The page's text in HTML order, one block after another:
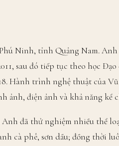
Ninh, tỉnh Quảng Nam.
sau đó tiếp tục theo học
Hành trình nghệ thuật của
ảnh, điện ảnh và khả năng kể
đã thử nghiệm nhiều thể
cà phê, sơn dầu; đồng thời